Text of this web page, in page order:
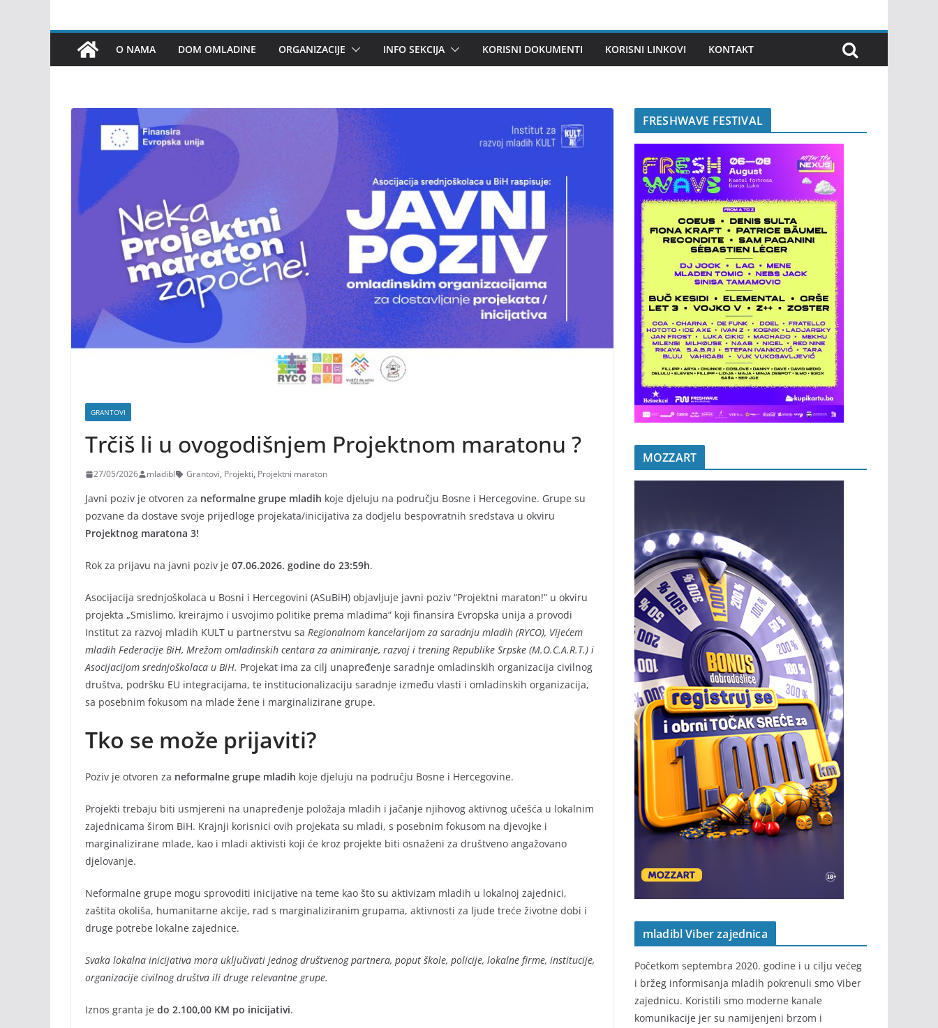
O NAMA DOM OMLADINE ORGANIZACIJE INFO SEKCIJA KORISNI DOKUMENTI KORISNI LINKOVI KONTAKT
GRANTOVI
Trčiš li u ovogodišnjem Projektnom maratonu ?
27/05/2026 mladibl Grantovi, Projekti, Projektni maraton
Javni poziv je otvoren za neformalne grupe mladih koje djeluju na području Bosne i Hercegovine. Grupe su
pozvane da dostave svoje prijedloge projekata/inicijativa za dodjelu bespovratnih sredstava u okviru
Projektnog maratona 3!
Rok za prijavu na javni poziv je 07.06.2026. godine do 23:59h.
Asocijacija srednjoškolaca u Bosni i Hercegovini (ASuBiH) objavljuje javni poziv “Projektni maraton!” u okviru
projekta „Smislimo, kreirajmo i usvojimo politike prema mladima” koji finansira Evropska unija a provodi
Institut za razvoj mladih KULT u partnerstvu sa Regionalnom kancelarijom za saradnju mladih (RYCO), Vijećem
mladih Federacije BiH, Mrežom omladinskih centara za animiranje, razvoj i trening Republike Srpske (M.O.C.A.R.T.) i
Asocijacijom srednjoškolaca u BiH. Projekat ima za cilj unapređenje saradnje omladinskih organizacija civilnog
društva, podršku EU integracijama, te institucionalizaciju saradnje između vlasti i omladinskih organizacija,
sa posebnim fokusom na mlade žene i marginalizirane grupe.
Tko se može prijaviti?
Poziv je otvoren za neformalne grupe mladih koje djeluju na području Bosne i Hercegovine.
Projekti trebaju biti usmjereni na unapređenje položaja mladih i jačanje njihovog aktivnog učešća u lokalnim
zajednicama širom BiH. Krajnji korisnici ovih projekata su mladi, s posebnim fokusom na djevojke i
marginalizirane mlade, kao i mladi aktivisti koji će kroz projekte biti osnaženi za društveno angažovano
djelovanje.
Neformalne grupe mogu sprovoditi inicijative na teme kao što su aktivizam mladih u lokalnoj zajednici,
zaštita okoliša, humanitarne akcije, rad s marginaliziranim grupama, aktivnosti za ljude treće životne dobi i
druge potrebe lokalne zajednice.
Svaka lokalna inicijativa mora uključivati jednog društvenog partnera, poput škole, policije, lokalne firme, institucije,
organizacije civilnog društva ili druge relevantne grupe.
Iznos granta je do 2.100,00 KM po inicijativi.
FRESHWAVE FESTIVAL
MOZZART
mladibl Viber zajednica
Početkom septembra 2020. godine i u cilju većeg
i bržeg informisanja mladih pokrenuli smo Viber
zajednicu. Koristili smo moderne kanale
komunikacije jer su namijenjeni brzom i